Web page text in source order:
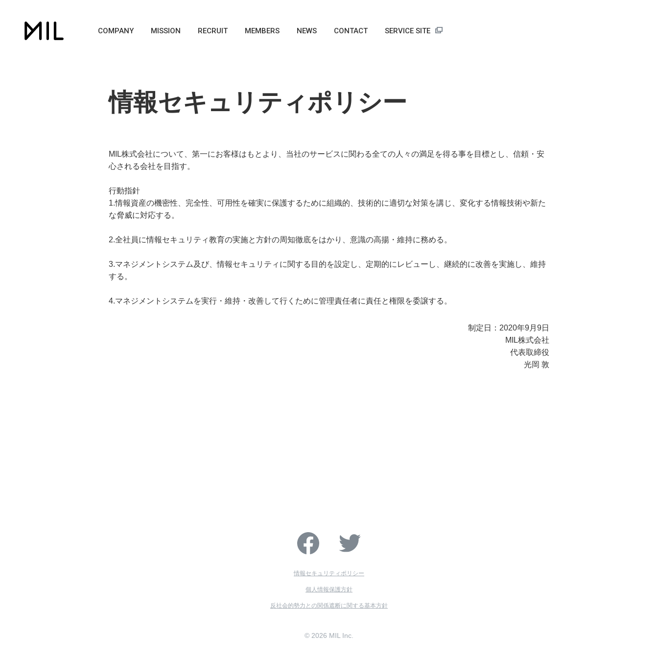
COMPANY MISSION RECRUIT MEMBERS NEWS CONTACT SERVICE SITE
情報セキュリティポリシー
MIL株式会社について、第一にお客様はもとより、当社のサービスに関わる全ての人々の満足を得る事を目標とし、信頼・安
心される会社を目指す。
行動指針
1.情報資産の機密性、完全性、可用性を確実に保護するために組織的、技術的に適切な対策を講じ、変化する情報技術や新た
な脅威に対応する。
2.全社員に情報セキュリティ教育の実施と方針の周知徹底をはかり、意識の高揚・維持に務める。
3.マネジメントシステム及び、情報セキュリティに関する目的を設定し、定期的にレビューし、継続的に改善を実施し、維持
する。
4.マネジメントシステムを実行・維持・改善して行くために管理責任者に責任と権限を委譲する。
制定日：2020年9月9日
MIL株式会社
代表取締役
光岡 敦
情報セキュリティポリシー
個人情報保護方針
反社会的勢力との関係遮断に関する基本方針
© 2026 MIL Inc.